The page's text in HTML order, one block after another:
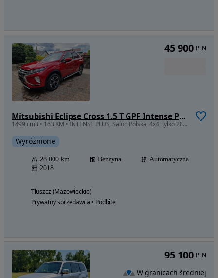
Mitsubishi Eclipse Cross 1.5 T GPF Intense Plus CVT 4WD
1499 cm3 • 163 KM • INTENSE PLUS, Salon Polska, 4x4, tylko 28 tys. km - UNIKAT
Wyróżnione
28 000 km Benzyna
Automatyczna
2018
Tłuszcz (Mazowieckie)
Prywatny sprzedawca • Podbite
45 900 PLN
95 100 PLN
W granicach średniej